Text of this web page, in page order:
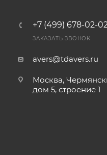
+7 (499) 678-02-
ЗАКАЗАТЬ ЗВОНОК
avers@tdavers.ru
Москва,
дом 5, строение 1